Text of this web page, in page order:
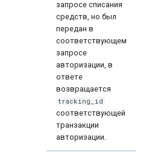
запросе списания
средств, но был
передан в
соответствующем
запросе
авторизации, в
ответе
возвращается
tracking_id
соответствующей
транзакции
авторизации.